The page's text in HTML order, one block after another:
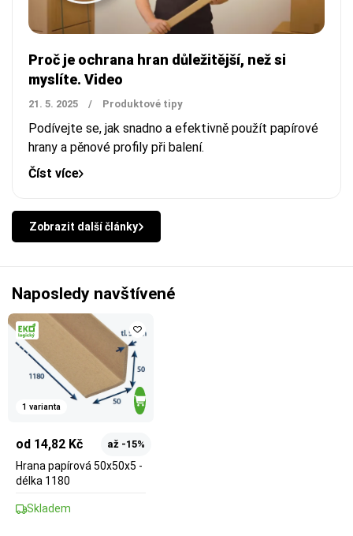
Proč je ochrana hran důležitější, než si
myslíte. Video
21. 5. 2025 / Produktové tipy
Podívejte se, jak snadno a efektivně použít papírové
hrany a pěnové profily při balení.
Číst více
Zobrazit další články
Naposledy navštívené
1 varianta
od 14,82 Kč až -15%
Hrana papírová 50x50x5 -
délka 1180
Skladem